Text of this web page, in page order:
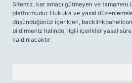
Sitemiz, kar amacı gütmeyen ve tamamen
platformudur. Hukuka ve yasal
düşündüğünüz içerikleri,
bildirmeniz halinde, ilgili içerikler yasal
kaldırılacaktır.